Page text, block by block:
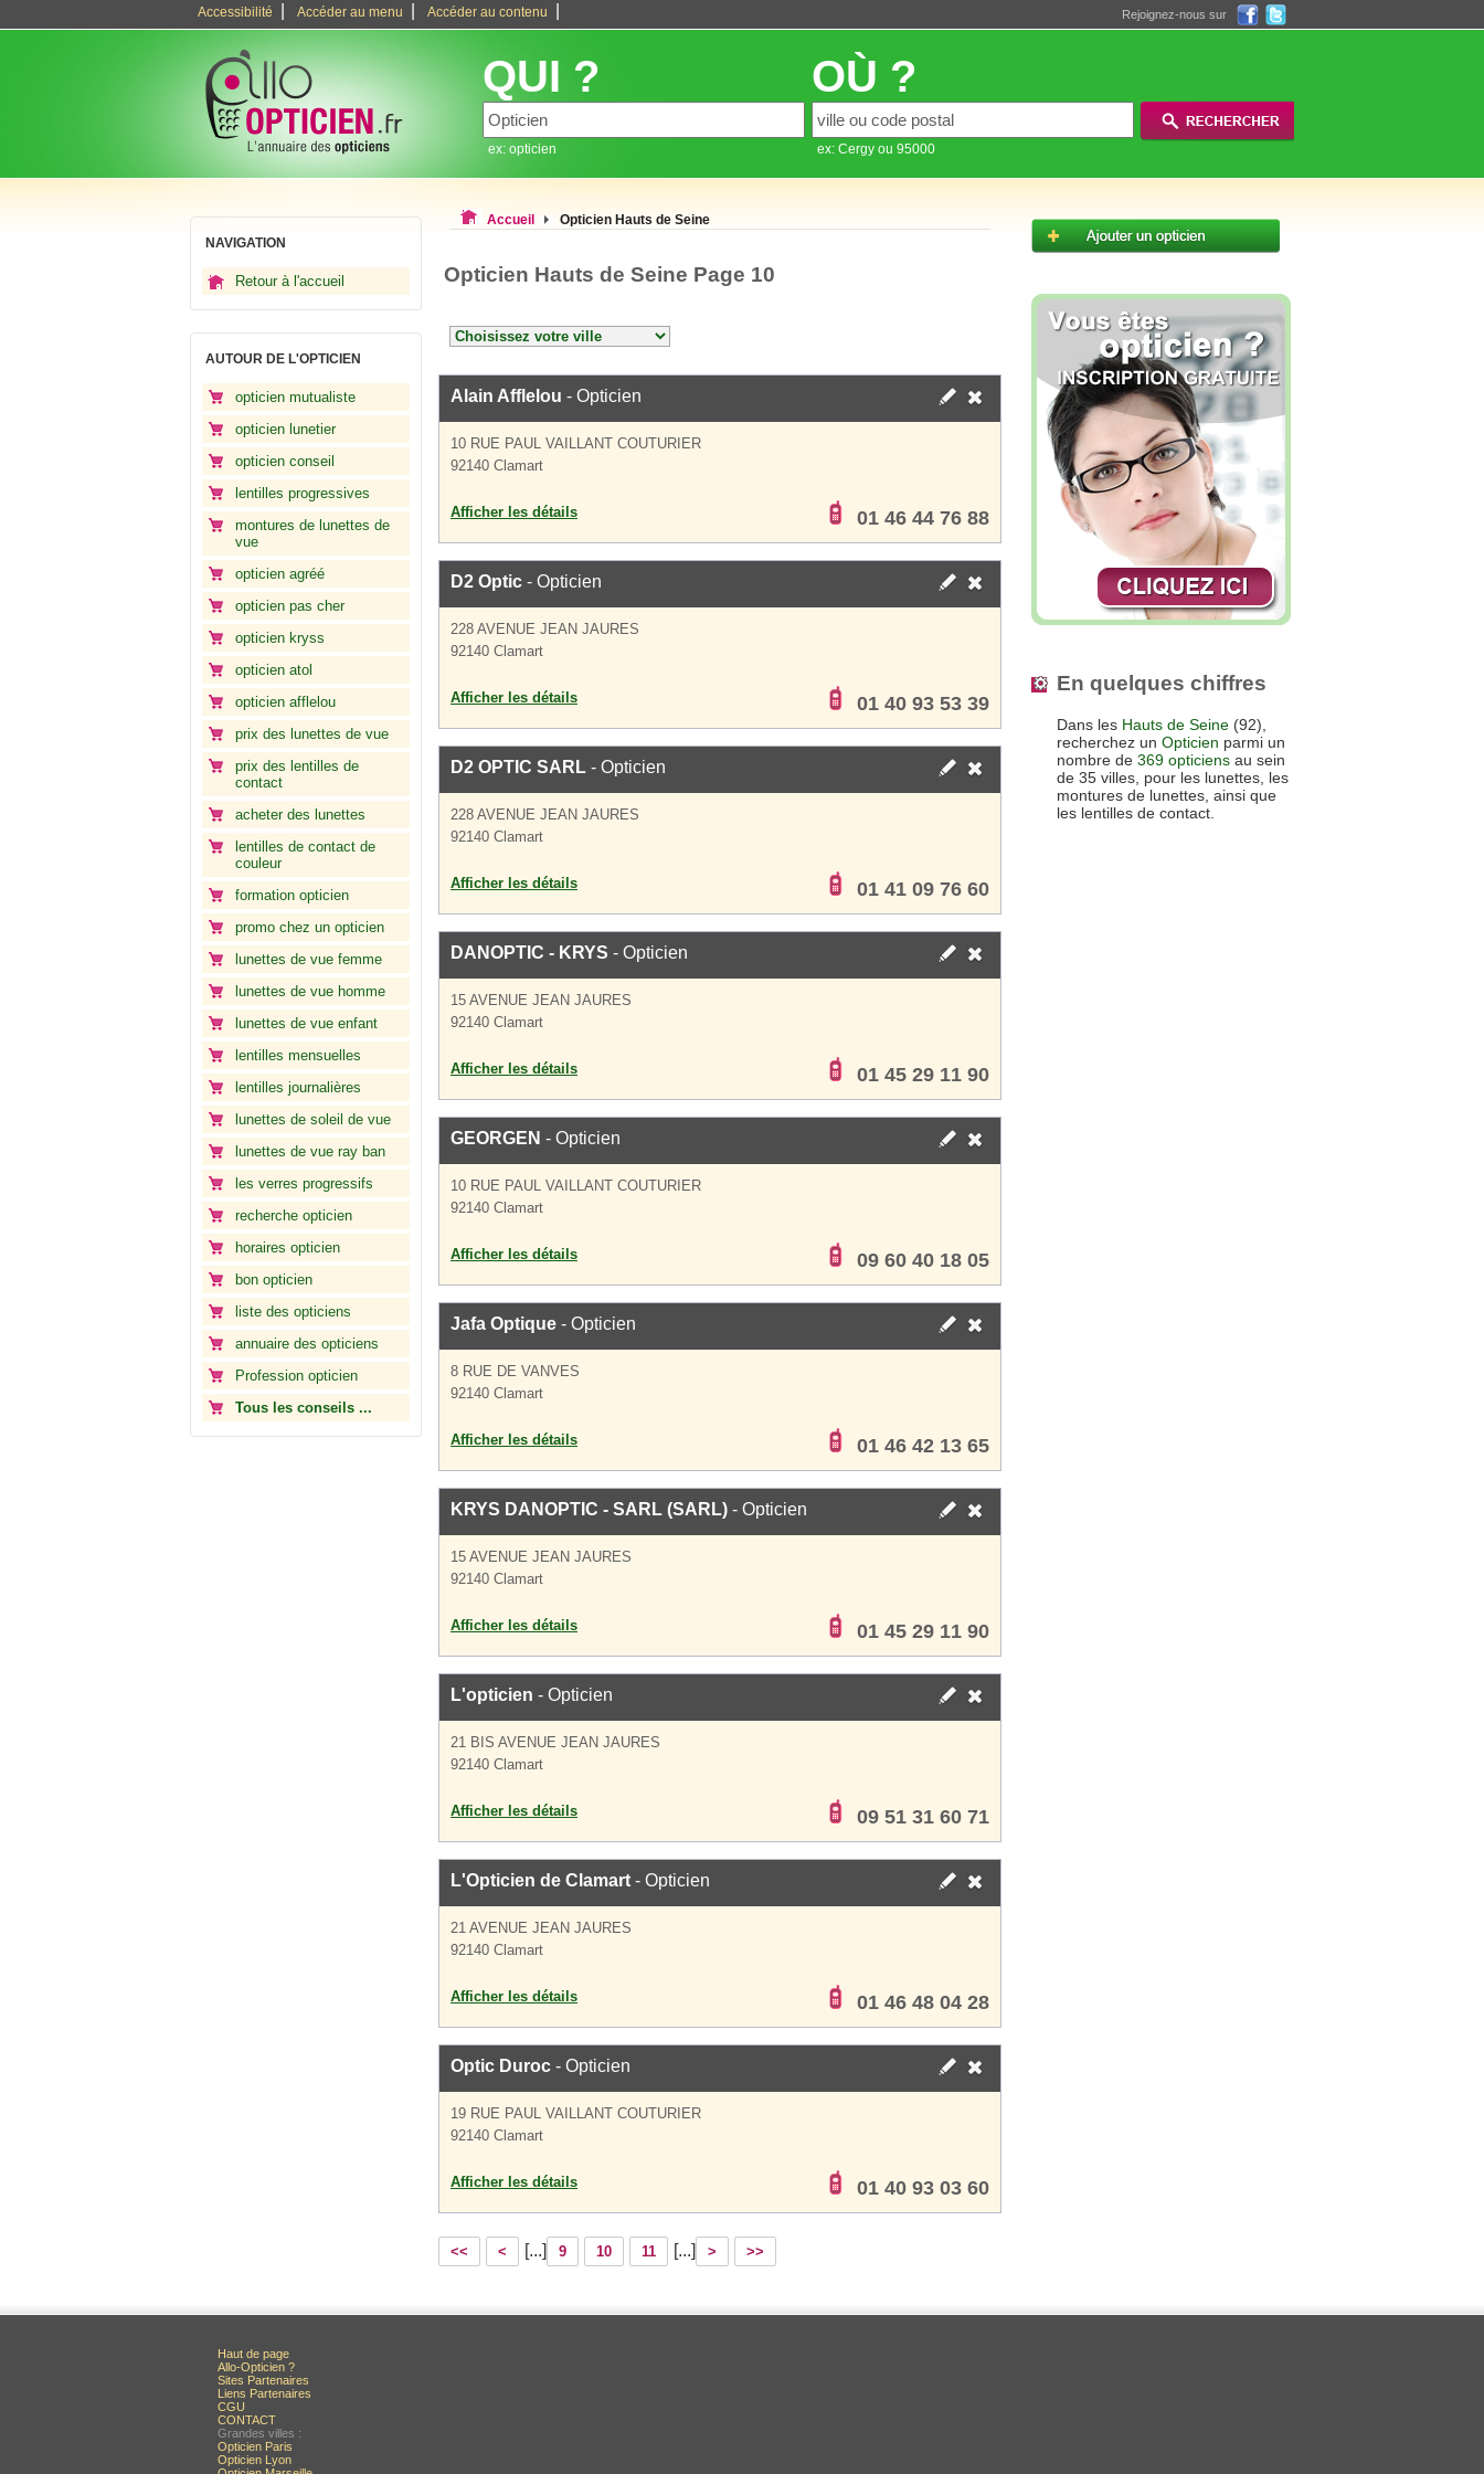
Accessibilité Accéder au menu Accéder au contenu Rejoignez-nous sur
QUI ?
ex: opticien
OÙ ?
ex: Cergy ou 95000
NAVIGATION
Retour à l'accueil
AUTOUR DE L'OPTICIEN
opticien mutualiste
opticien lunetier
opticien conseil
lentilles progressives
montures de lunettes de
vue
opticien agréé
opticien pas cher
opticien kryss
opticien atol
opticien afflelou
prix des lunettes de vue
prix des lentilles de
contact
acheter des lunettes
lentilles de contact de
couleur
formation opticien
promo chez un opticien
lunettes de vue femme
lunettes de vue homme
lunettes de vue enfant
lentilles mensuelles
lentilles journalières
lunettes de soleil de vue
lunettes de vue ray ban
les verres progressifs
recherche opticien
horaires opticien
bon opticien
liste des opticiens
annuaire des opticiens
Profession opticien
Tous les conseils ...
Accueil Opticien Hauts de Seine
Opticien Hauts de Seine Page 10
Alain Afflelou - Opticien
10 RUE PAUL VAILLANT COUTURIER
92140 Clamart
Afficher les détails 01 46 44 76 88
D2 Optic - Opticien
228 AVENUE JEAN JAURES
92140 Clamart
Afficher les détails 01 40 93 53 39
D2 OPTIC SARL - Opticien
228 AVENUE JEAN JAURES
92140 Clamart
Afficher les détails 01 41 09 76 60
DANOPTIC - KRYS - Opticien
15 AVENUE JEAN JAURES
92140 Clamart
Afficher les détails 01 45 29 11 90
GEORGEN - Opticien
10 RUE PAUL VAILLANT COUTURIER
92140 Clamart
Afficher les détails 09 60 40 18 05
Jafa Optique - Opticien
8 RUE DE VANVES
92140 Clamart
Afficher les détails 01 46 42 13 65
KRYS DANOPTIC - SARL (SARL) - Opticien
15 AVENUE JEAN JAURES
92140 Clamart
Afficher les détails 01 45 29 11 90
L'opticien - Opticien
21 BIS AVENUE JEAN JAURES
92140 Clamart
Afficher les détails 09 51 31 60 71
L'Opticien de Clamart - Opticien
21 AVENUE JEAN JAURES
92140 Clamart
Afficher les détails 01 46 48 04 28
Optic Duroc - Opticien
19 RUE PAUL VAILLANT COUTURIER
92140 Clamart
Afficher les détails 01 40 93 03 60
<< < [...] 9 10 11 [...] > >>
En quelques chiffres
Dans les Hauts de Seine (92),
recherchez un Opticien parmi un
nombre de 369 opticiens au sein
de 35 villes, pour les lunettes, les
montures de lunettes, ainsi que
les lentilles de contact.
Haut de page
Allo-Opticien ?
Sites Partenaires
Liens Partenaires
CGU
CONTACT
Grandes villes :
Opticien Paris
Opticien Lyon